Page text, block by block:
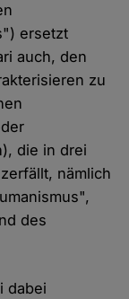
ersetzt
auch, den
zu
die in drei
nämlich
des
dabei